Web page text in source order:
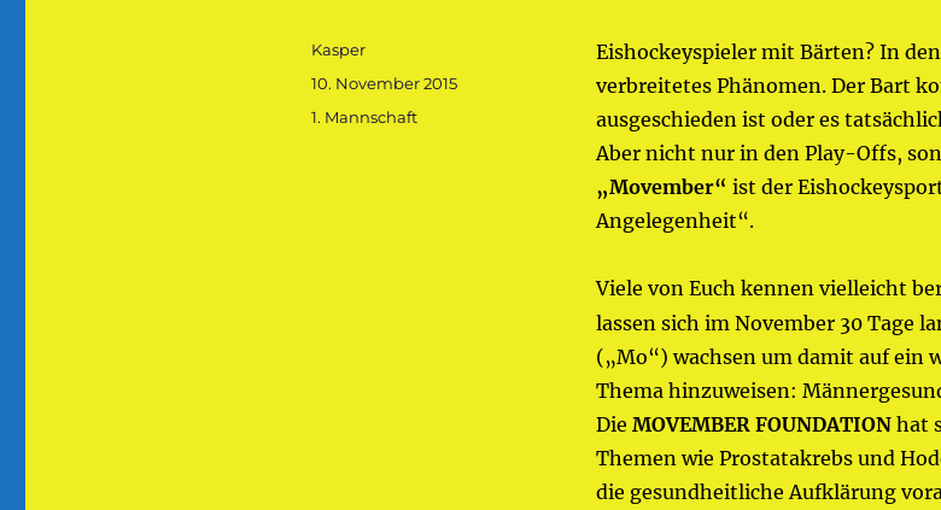
Eishockeyspieler mit Bärten? In
verbreitetes Phänomen. Der Bart
ausgeschieden ist oder es
Aber nicht nur in den Play-Offs,
„Movember“ ist der
Angelegenheit“.
Viele von Euch kennen vielleicht
lassen sich im November 30 Tage
(„Mo“) wachsen um damit auf ein
Thema hinzuweisen:
DieMOVEMBER FOUNDATION hat
Themen wie Prostatakrebs und
die gesundheitliche Aufklärung
Autor
Kasper
Veröffentlicht
10. November 2015
Kategorien
1. Mannschaft